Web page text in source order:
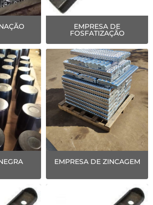
EMPRESA DE
FOSFATIZAÇÃO
EMPRESA DE ZINCAGEM